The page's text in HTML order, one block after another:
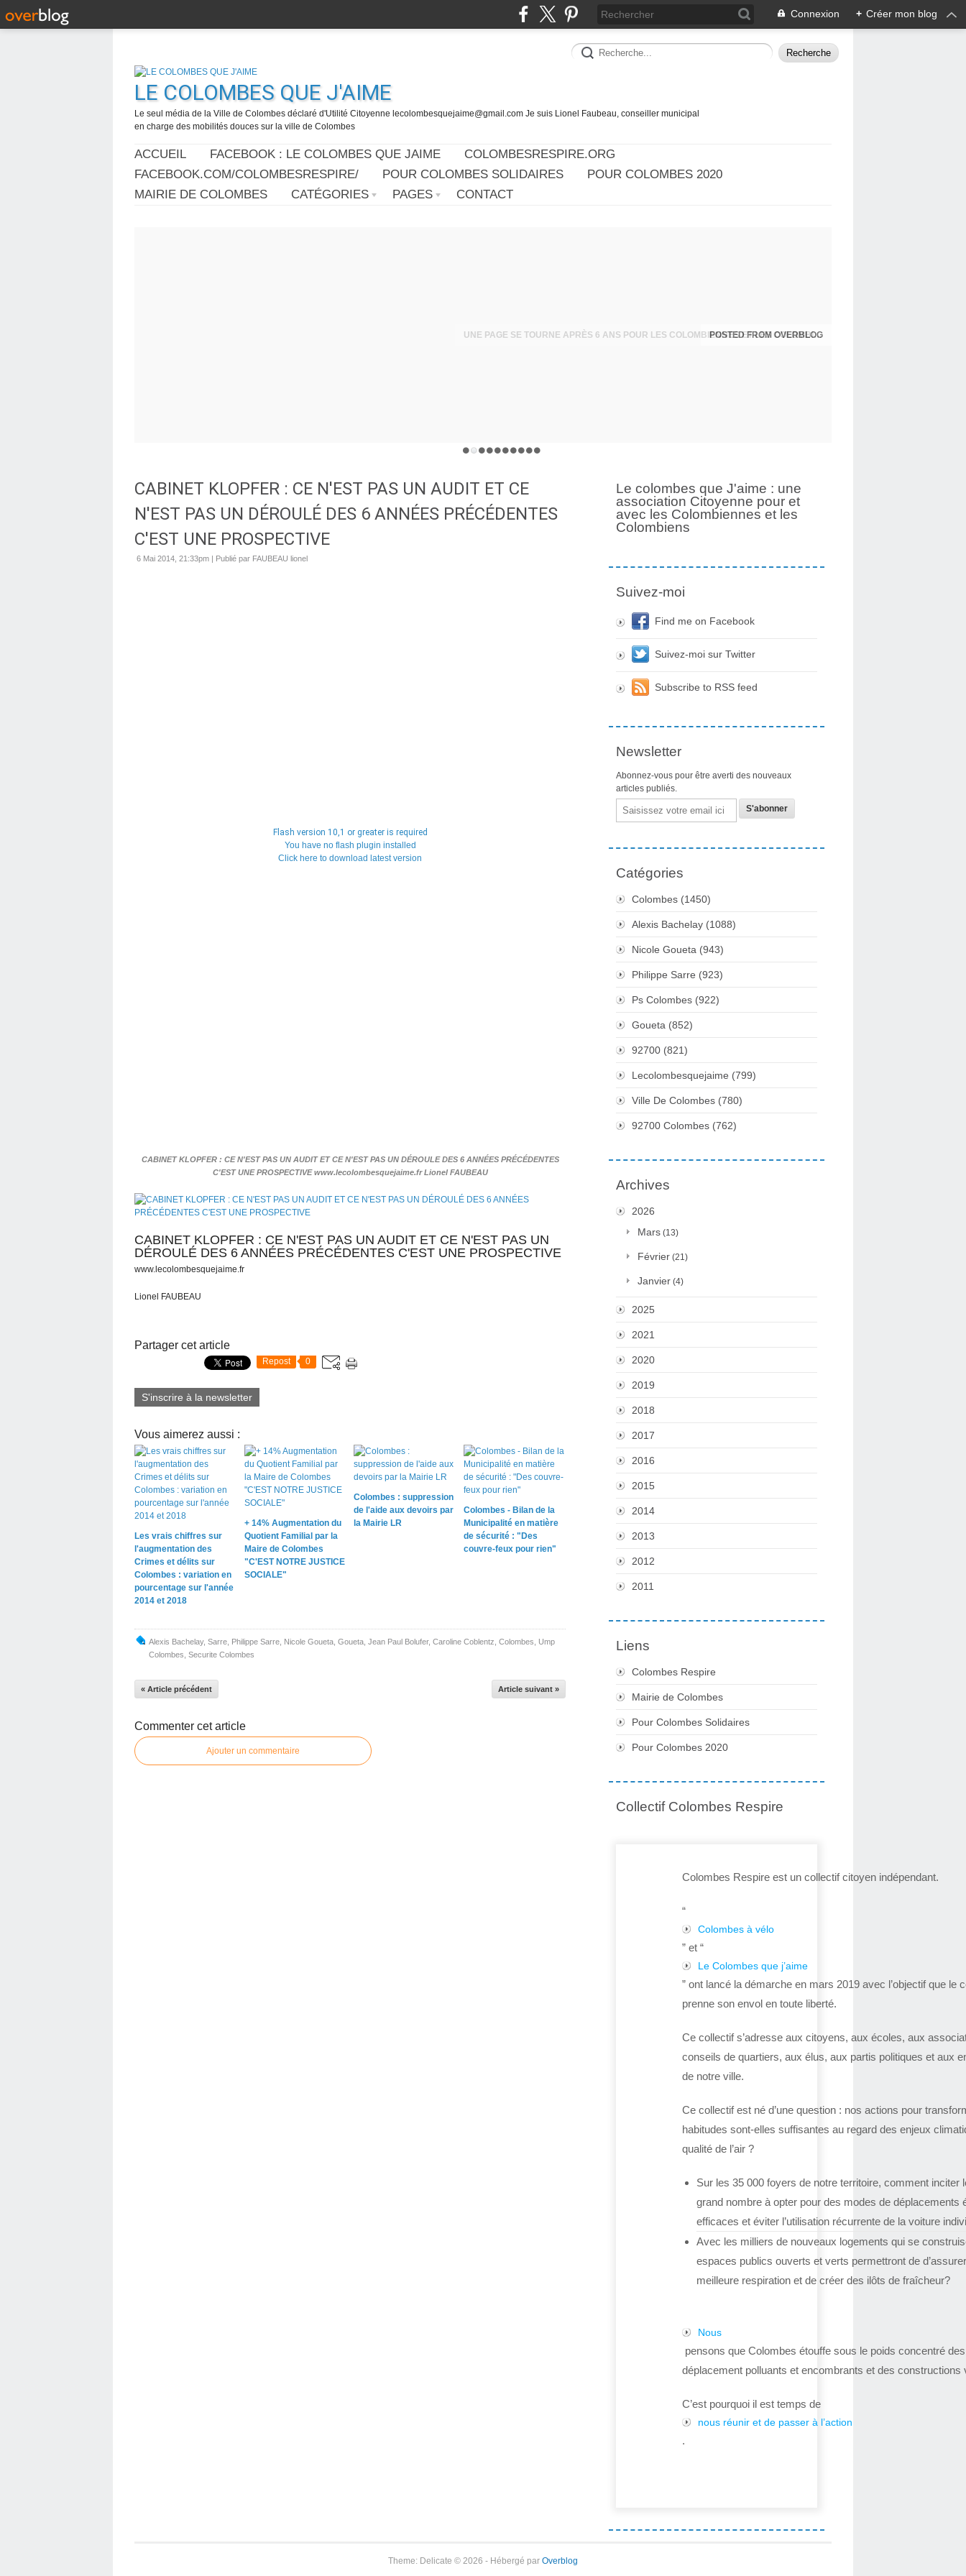
Connexion + Créer mon blog
LE COLOMBES QUE J'AIME
Le seul média de la Ville de Colombes déclaré d'Utilité Citoyenne lecolombesquejaime@gmail.com Je suis Lionel Faubeau, conseiller municipal
en charge des mobilités douces sur la ville de Colombes
ACCUEIL FACEBOOK : LE COLOMBES QUE JAIME
COLOMBESRESPIRE.ORG
FACEBOOK.COM/COLOMBESRESPIRE/
POUR COLOMBES SOLIDAIRES
POUR COLOMBES 2020
MAIRIE DE COLOMBES
CATÉGORIES PAGES CONTACT
UNE PAGE SE TOURNE APRÈS 6 ANS POUR LES COLOMBIENNES ET LES COLOMBIENS
CABINET KLOPFER : CE N'EST PAS UN AUDIT ET CE
N'EST PAS UN DÉROULÉ DES 6 ANNÉES PRÉCÉDENTES
C'EST UNE PROSPECTIVE
6 Mai 2014, 21:33pm | Publié par FAUBEAU lionel
Flash version 10,1 or greater is required
You have no flash plugin installed
Click here to download latest version
CABINET KLOPFER : CE N'EST PAS UN AUDIT ET CE N'EST PAS UN DÉROULE DES 6 ANNÉES PRÉCÉDENTES
C'EST UNE PROSPECTIVE www.lecolombesquejaime.fr Lionel FAUBEAU
CABINET KLOPFER : CE N'EST PAS UN AUDIT ET CE N'EST PAS UN
DÉROULÉ DES 6 ANNÉES PRÉCÉDENTES C'EST UNE PROSPECTIVE
www.lecolombesquejaime.fr
Lionel FAUBEAU
Partager cet article
Repost 0
S'inscrire à la newsletter
Vous aimerez aussi :
Les vrais chiffres sur
l'augmentation des
Crimes et délits sur
Colombes : variation en
pourcentage sur l'année
2014 et 2018
+ 14% Augmentation du
Quotient Familial par la
Maire de Colombes
"C'EST NOTRE JUSTICE
SOCIALE"
Colombes : suppression
de l'aide aux devoirs par
la Mairie LR
Colombes - Bilan de la
Municipalité en matière
de sécurité : "Des
couvre-feux pour rien"
Alexis Bachelay, Sarre Philippe Sarre Nicole Goueta Goueta Jean Paul Bolufer, Caroline Coblentz Colombes
Ump
Colombes Securite Colombes
« Article précédent Article suivant »
Commenter cet article
Ajouter un commentaire
Le colombes que J'aime : une
association Citoyenne pour et
avec les Colombiennes et les
Colombiens
Suivez-moi
Find me on Facebook
Suivez-moi sur Twitter
Subscribe to RSS feed
Newsletter
Abonnez-vous pour être averti des nouveaux
articles publiés.
Email
Catégories
Colombes (1450)
Alexis Bachelay (1088)
Nicole Goueta (943)
Philippe Sarre (923)
Ps Colombes (922)
Goueta (852)
92700 (821)
Lecolombesquejaime (799)
Ville De Colombes (780)
92700 Colombes (762)
Archives
2026
Mars (13)
Février (21)
Janvier (4)
2025
2021
2020
2019
2018
2017
2016
2015
2014
2013
2012
2011
Liens
Colombes Respire
Mairie de Colombes
Pour Colombes Solidaires
Pour Colombes 2020
Collectif Colombes Respire
Colombes Respire est un collectif citoyen indépendant.
“
Colombes à vélo
” et “
Le Colombes que j’aime
” ont lancé la démarche en mars 2019 avec l’objectif que le
prenne son envol en toute liberté.
Ce collectif s’adresse aux citoyens, aux écoles, aux
conseils de quartiers, aux élus, aux partis politiques et aux
de notre ville.
Ce collectif est né d’une question : nos actions pour
habitudes sont-elles suffisantes au regard des enjeux
qualité de l’air ?
Sur les 35 000 foyers de notre territoire, comment inciter
grand nombre à opter pour des modes de déplacements
efficaces et éviter l’utilisation récurrente de la voiture
Avec les milliers de nouveaux logements qui se
espaces publics ouverts et verts permettront de
meilleure respiration et de créer des ilôts de fraîcheur?
Nous
pensons que Colombes étouffe sous le poids concentré
déplacement polluants et encombrants et des constructions
C’est pourquoi il est temps de
nous réunir et de passer à l’action
.
Theme: Delicate © 2026 - Hébergé par Overblog